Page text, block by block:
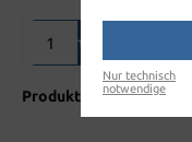
In den Warenkorb
Produktnummer:M400
Nur technisch
notwendige